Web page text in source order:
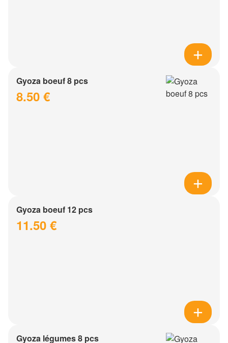
Gyoza boeuf 8 pcs
8.50 €
Gyoza boeuf 12 pcs
11.50 €
Gyoza légumes 8 pcs